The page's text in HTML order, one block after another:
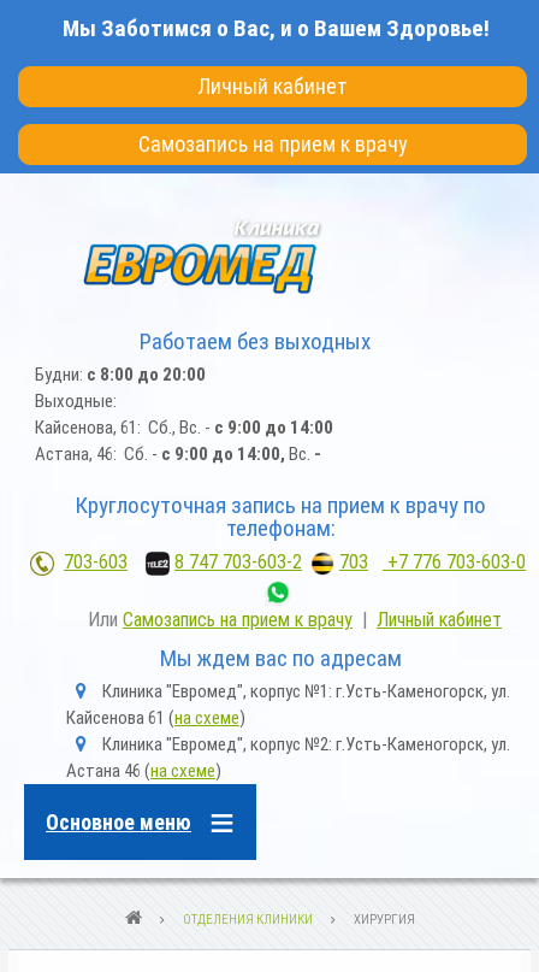
основному
содержанию
Мы Заботимся о Вас, и о Вашем Здоровье!
Личный кабинет
Самозапись на прием к врачу
Работаем без выходных
Будни: с 8:00 до 20:00
Выходные:
Кайсенова, 61: Сб., Вс. - с 9:00 до 14:00
Астана, 46: Сб. - с 9:00 до 14:00, Вс. -
Круглосуточная запись на прием к врачу по
телефонам:
703-603 8 747 703-603-2 703 +7 776 703-603-0
Или Самозапись на прием к врачу | Личный кабинет
Мы ждем вас по адресам
m
a
p
-
a
k
e
a
Клиника "Евромед", корпус №1: г.Усть-Каменогорск, ул.
Кайсенова 61 (на схеме)
m
p
m
a
e
Клиника "Евромед", корпус №2: г.Усть-Каменогорск, ул.
Астана 46 (на схеме)
Основное меню
НАВИГАЦИИ
ОТДЕЛЕНИЯ КЛИНИКИ ХИРУРГИЯ